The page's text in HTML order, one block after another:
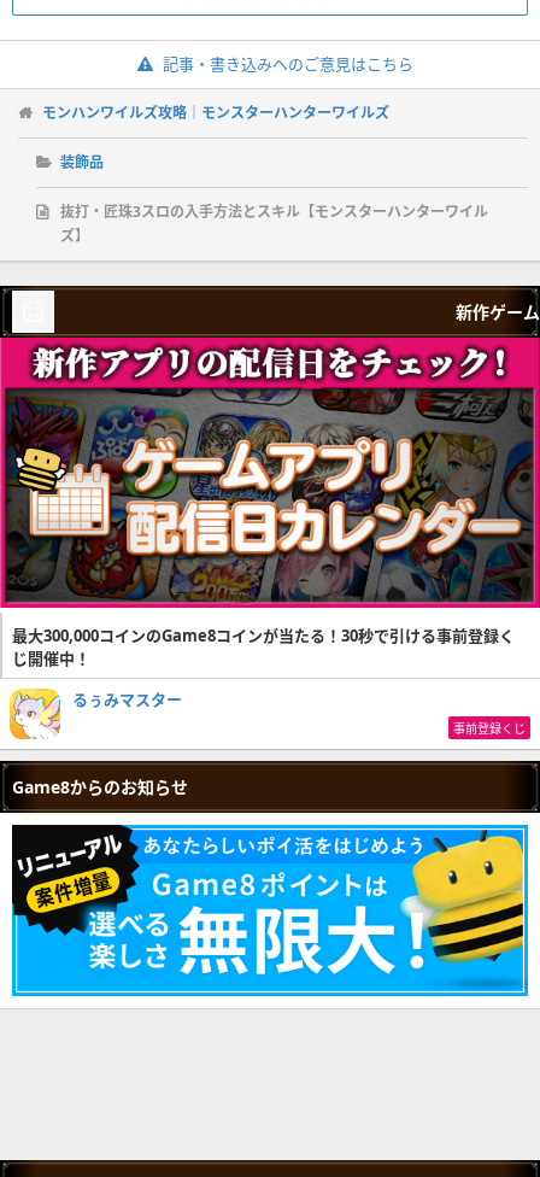
記事・書き込みへのご意見はこちら
モンハンワイルズ攻略｜モンスターハンターワイルズ
装飾品
抜打・匠珠3スロの入手方法とスキル【モンスターハンターワイル
ズ】
新作ゲーム
最大300,000コインのGame8コインが当たる！30秒で引ける事前登録く
じ開催中！
るぅみマスター
事前登録くじ
Game8からのお知らせ